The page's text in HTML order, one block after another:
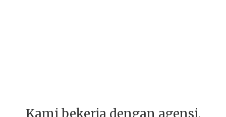
Kami bekerja dengan agensi,